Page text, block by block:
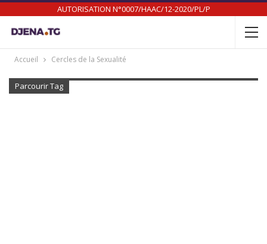
AUTORISATION N°0007/HAAC/12-2020/PL/P
Accueil Cercles de la Sexualité
Parcourir Tag